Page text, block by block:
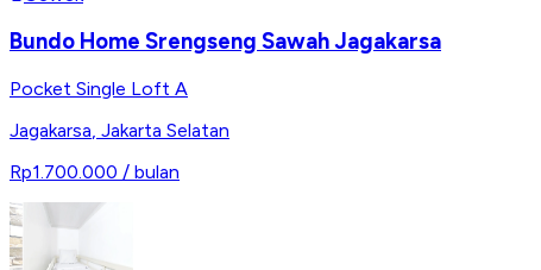
Bundo Home Srengseng Sawah Jagakarsa
Pocket Single Loft A
Jagakarsa, Jakarta Selatan
Rp1.700.000 / bulan